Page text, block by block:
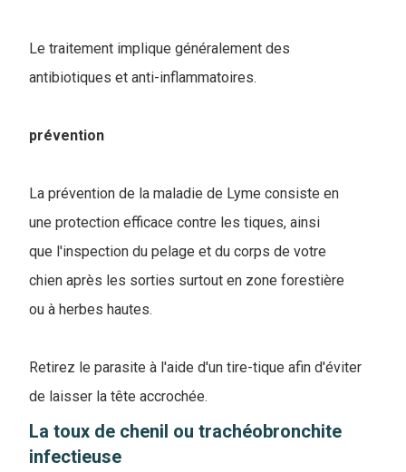
Le traitement implique généralement des
antibiotiques et anti-inflammatoires.
prévention
La prévention de la maladie de Lyme consiste en
une protection efficace contre les tiques, ainsi
que l'inspection du pelage et du corps de votre
chien après les sorties surtout en zone forestière
ou à herbes hautes.
Retirez le parasite à l'aide d'un tire-tique afin d'éviter
de laisser la tête accrochée.
La toux de chenil ou trachéobronchite
infectieuse